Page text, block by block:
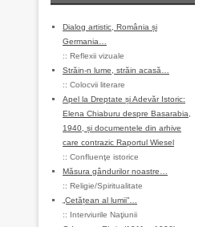
Dialog artistic, România și
Germania…
:: Reflexii vizuale
Străin-n lume, străin acasă…
:: Colocvii literare
Apel la Dreptate și Adevăr Istoric:
Elena Chiaburu despre Basarabia,
1940, și documentele din arhive
care contrazic Raportul Wiesel
:: Confluenţe istorice
Măsura gândurilor noastre…
:: Religie/Spiritualitate
„Cetățean al lumii”…
:: Interviurile Naţiunii